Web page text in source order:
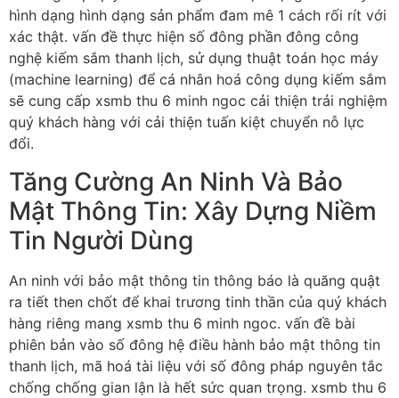
hình dạng hình dạng sản phẩm đam mê 1 cách rối rít với
xác thật. vấn đề thực hiện số đông phần đông công
nghệ kiếm sắm thanh lịch, sử dụng thuật toán học máy
(machine learning) để cá nhân hoá công dụng kiếm sắm
sẽ cung cấp xsmb thu 6 minh ngoc cải thiện trải nghiệm
quý khách hàng với cải thiện tuấn kiệt chuyển nỗ lực
đổi.
Tăng Cường An Ninh Và Bảo
Mật Thông Tin: Xây Dựng Niềm
Tin Người Dùng
An ninh với bảo mật thông tin thông báo là quăng quật
ra tiết then chốt để khai trương tinh thần của quý khách
hàng riêng mang xsmb thu 6 minh ngoc. vấn đề bài
phiên bản vào số đông hệ điều hành bảo mật thông tin
thanh lịch, mã hoá tài liệu với số đông pháp nguyên tắc
chống chống gian lận là hết sức quan trọng. xsmb thu 6